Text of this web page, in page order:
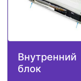
Внутренний
блок